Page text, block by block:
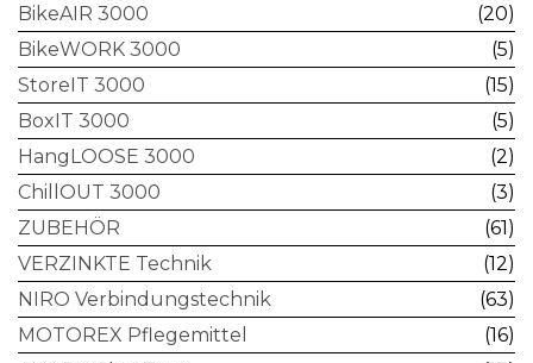
BikeAIR 3000
(20)
BikeWORK 3000
(5)
StoreIT 3000
(15)
BoxIT 3000
(5)
HangLOOSE 3000
(2)
ChillOUT 3000
(3)
ZUBEHÖR
(61)
VERZINKTE Technik
(12)
NIRO Verbindungstechnik
(63)
MOTOREX Pflegemittel
(16)